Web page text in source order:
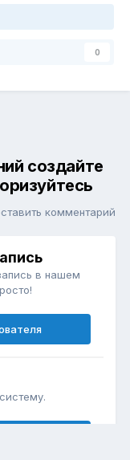
0
создайте
комментарий
в нашем